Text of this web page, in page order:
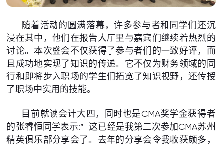
随着活动的圆满落幕，许多参与者和同学们还沉
浸在其中，他们在报告大厅里与嘉宾们继续着热烈的
讨论。本次盛会不仅获得了参与者们的一致好评，而
且成功地实现了知识的传递。它不仅为财务领域的同
行和即将步入职场的学生们拓宽了知识视野，还传授
了职场中实用的技能。
目前就读会计大四，同时也是CMA奖学金获得者
的张睿恒同学表示:” 这已经是我第二次参加CMA苏州
精英俱乐部分享会了。去年的分享会令我收获颇多，